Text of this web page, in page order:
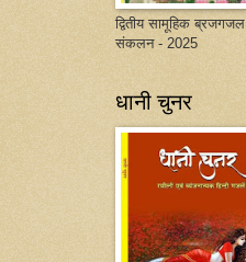
द्वितीय सामूहिक ब्रजगजल
संकलन - 2025
धानी चुनर